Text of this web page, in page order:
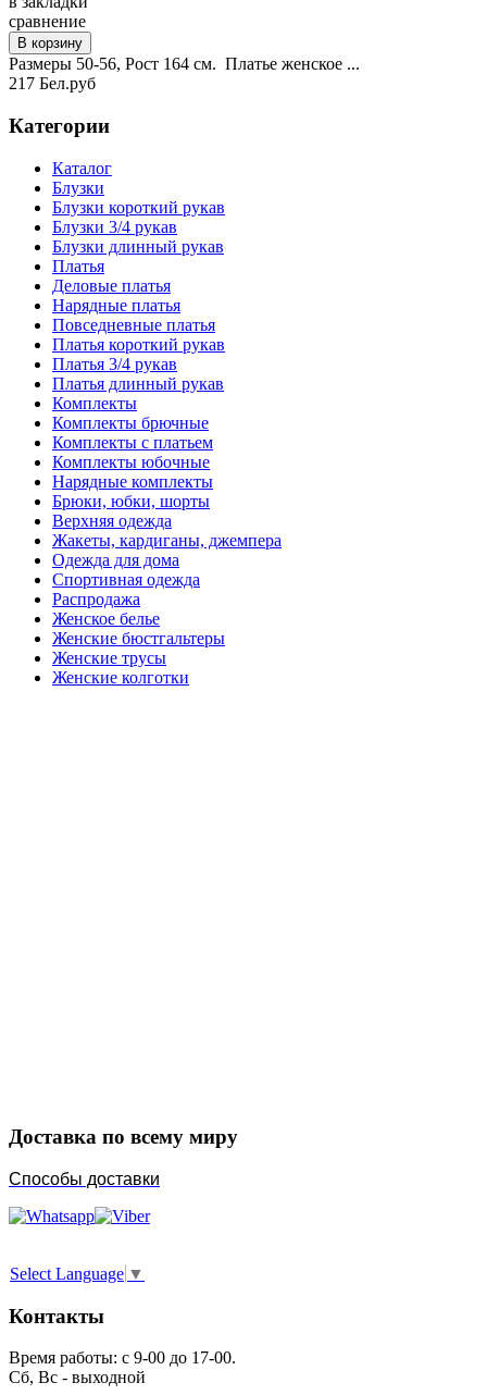
сравнение
Размеры 50-56, Рост 164 см. Платье женское ...
217 Бел.руб
Категории
Каталог
Блузки
Блузки короткий рукав
Блузки 3/4 рукав
Блузки длинный рукав
Платья
Деловые платья
Нарядные платья
Повседневные платья
Платья короткий рукав
Платья 3/4 рукав
Платья длинный рукав
Комплекты
Комплекты брючные
Комплекты с платьем
Комплекты юбочные
Нарядные комплекты
Брюки, юбки, шорты
Верхняя одежда
Жакеты, кардиганы, джемпера
Одежда для дома
Спортивная одежда
Распродажа
Женское белье
Женские бюстгальтеры
Женские трусы
Женские колготки
Доставка по всему миру
Способы доставки
Select Language ▼
Контакты
Время работы: с 9-00 до 17-00.
Сб, Вс - выходной